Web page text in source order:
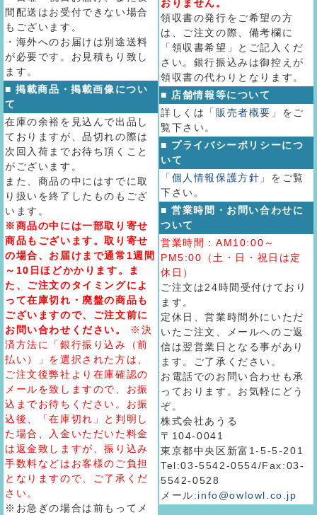
間配送はお受付できない場合
もございます。
・海外へのお届けは別途送料
が必要です。お見積もり致し
ます。
■ 掲載商品・掲載画像につい
て
在庫の余裕を見込んで出品し
ておりますが、品切れの際は
次回入荷までお待ち頂くこと
がございます。
また、商品の中にはすでに取
り扱いを終了したものもござ
います。
※商品の中には一部取り寄せ
商品もございます。取り寄せ
の場合、お届けまで通常1週間
～10日ほどかかります。ま
た、ご注文のタイミングによ
って在庫切れ・廃盤の商品も
ございますので、ご注文前に
お問い合わせください。
※決
済方法に「銀行振り込み（前
払い）」を選択された方は、
ご注文後弊社より在庫確認の
メールを致しますので、お振
込までお待ちください。お振
込後、「在庫切れ」と判明し
た場合、入金いただいた料金
は返金致しますが、振り込み
手数料などはお客様のご負担
となりますので、ご了承くだ
さい。
※お急ぎの場合は前もってメ
おりません。
領収書の発行をご希望の方
は、ご注文の際、備考欄に
「領収書希望」とご記入くだ
さい。銀行振込みは御控えが
領収書の代わりとなります。
■ 店舗情報等について
詳しくは
「販売者概要」 をご
覧下さい。
■ プライバシーポリシーにつ
いて
「個人情報保護方針」 をご覧
下さい。
■ 営業時間・お問い合わせに
ついて
営業時間：AM10:00～
PM5:00（土・日・祝日は定
休日）
ご注文は24時間受付けており
ます。
定休日、営業時間外にいただ
いたご注文、メールへのご返
信は翌営業日となる事があり
ます。ご了承ください。
お電話でのお問い合わせも承
っております。お気軽にどう
ぞ。
株式会社あうる
〒104-0041
東京都中央区新富1-5-5-201
Tel:03-5542-0554/Fax:03-
5542-0528
メール:info@owlowl.co.jp